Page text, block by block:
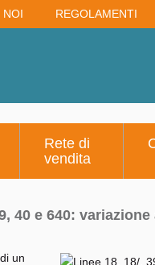
NOI REGOLAMENTI
Rete di
vendita
40 e 640:
un